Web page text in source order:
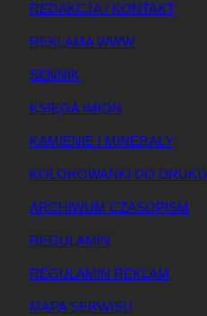
REDAKCJA / KONTAKT
REKLAMA WWW
SENNIK
KSIĘGA IMION
KAMIENIE I MINERAŁY
KOLOROWANKI DO DRUKU
ARCHIWUM CZASOPISM
REGULAMIN
REGULAMIN REKLAM
MAPA SERWISU